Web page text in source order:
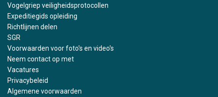
Vogelgriep veiligheidsprotocollen
Expeditiegids opleiding
Richtlijnen delen
SGR
Voorwaarden voor foto's en video's
Neem contact op met
Vacatures
Privacybeleid
Algemene voorwaarden